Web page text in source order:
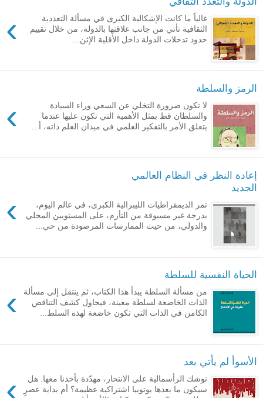
›
غالباً ما كانت الإشكالية الكبرى في مسألة التعددية
الثقافية تأتي من جانب علاقتها بالدولة، من خلال تقييم
حدود تدخلات الدولة داخل الأقلية الإثن...
الرمز والسلطة
›
لا تكون ضرورة التخلي عن السعي وراء السيادة
والسلطان قط بمثل الأهمية التي تكون عليها عندما
يتعلق الأمر بالتفكير العلمي في ميدان العلم ذاته، أ...
إعادة النظر في النظام العالمي
الجديد
›
تمر الديمقراطيات الليبرالية الكبرى، في عالم اليوم،
بدرجة غير مسبوقة من التأزم، على المستويين المحلي
والدولي، من حيث الممارسات المرصودة من حي...
الحياة النفسية للسلطة
›
من مسألة السلطة يبدأ هذا الكتاب، ثم ينتقل إلى مسألة
الذات الخاضعة لسلطة معينة، فيحاول كشف التناقض
الكامن في الذات التي تكون خاضعة لهذه السلط...
الأسوأ لم يأتي بعد
توشك الرأسمالية على الانتحار، مهدّدة بأخذنا معها. هل
سيكون ما بعدها يوتوبيا اشتراكية عظيمة؟ أم بداية عصرٍ